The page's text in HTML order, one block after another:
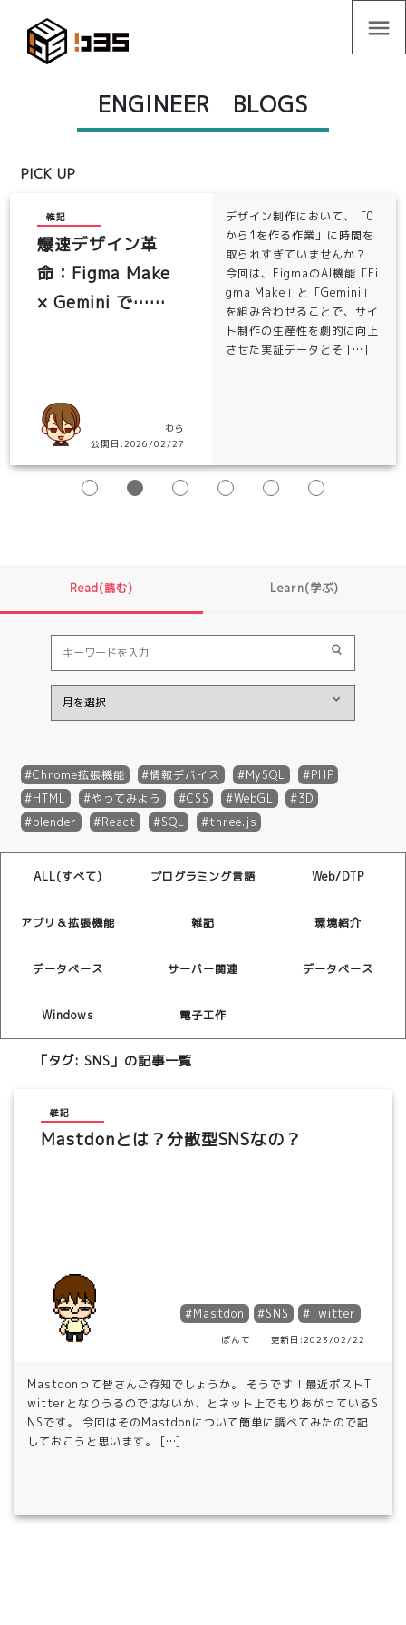
menu
ENGINEER BLOGS
PICK UP
雑記
爆速デザイン革
命：Figma Make
× Gemini で……
わら
公開日:2026/02/27
デザイン制作において、「0
から1を作る作業」に時間を
取られすぎていませんか？
今回は、FigmaのAI機能「Fi
gma Make」と「Gemini」
を組み合わせることで、サイ
ト制作の生産性を劇的に向上
させた実証データとそ […]
Read(読む) Learn(学ぶ)
Chrome拡張機能 情報デバイス MySQL
PHP
HTML
やってみよう CSS WebGL
3D
blender
React SQL three.js
ALL(すべて) プログラミング言語 Web/DTP
アプリ＆拡張機能 雑記 環境紹介
データベース サーバー関連 データベース
Windows 電子工作
「タグ: SNS 」の記事一覧
雑記
Mastdonとは？分散型SNSなの？
#Mastdon #SNS #Twitter
ぽんて 更新日:2023/02/22
Mastdonって皆さんご存知でしょうか。 そうです！最近ポストT
witterとなりうるのではないか、とネット上でもりあがっているS
NSです。 今回はそのMastdonについて簡単に調べてみたので記
しておこうと思います。 […]